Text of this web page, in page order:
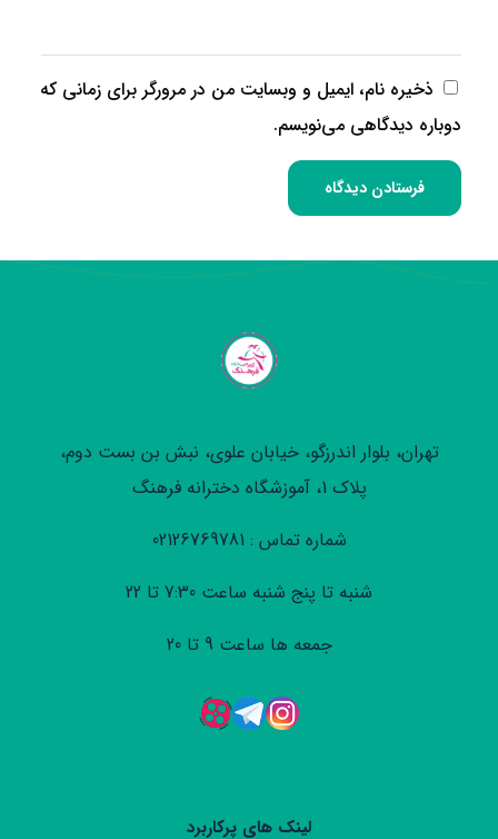
ذخیره نام، ایمیل و وبسایت من در مرورگر برای زمانی که
دوباره دیدگاهی می‌نویسم.
تهران، بلوار اندرزگو، خیابان علوی، نبش بن بست دوم،
پلاک 1، آموزشگاه دخترانه فرهنگ
شماره تماس : 02126769781
شنبه تا پنج شنبه ساعت 7:30 تا 22
جمعه ها ساعت 9 تا 20
لینک های پرکاربرد